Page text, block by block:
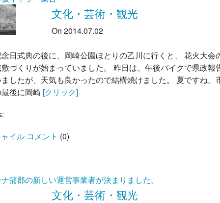
文化・芸術・観光
On 2014.07.02
日式典の後に、岡崎公園ほとりの乙川に行くと、 花火大会
づくりが始まっていました。 昨日は、午後バイクで県政報
したが、天気も良かったので結構焼けました。 夏ですね。
後に岡崎 [クリック]
イル コメント (0)
蒲郡の新しい運営事業者が決まりました。
文化・芸術・観光